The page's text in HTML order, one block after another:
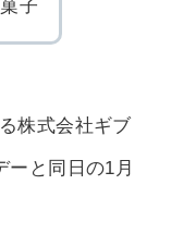
子
株式会社ギブ
ーと同日の1月